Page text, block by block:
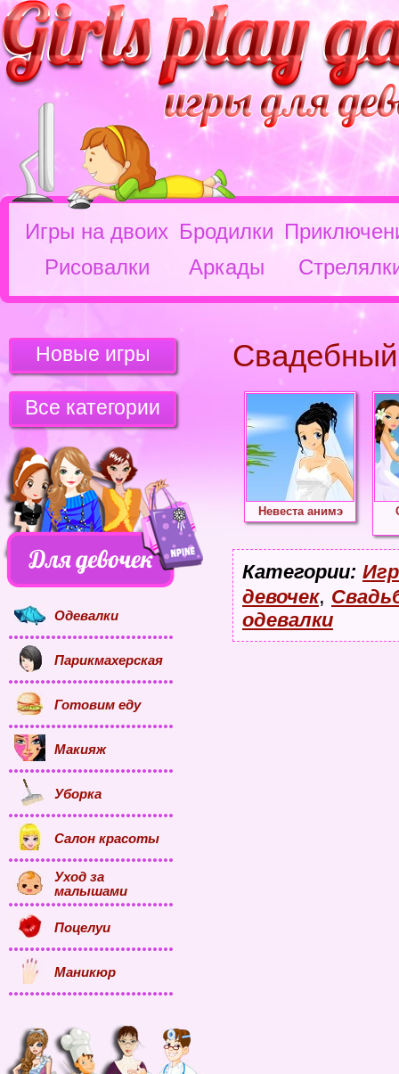
Игры на двоих Бродилки
Рисовалки
Аркады
Невеста анимэ
Категории:
девочек,
одевалки
Новые игры
Все категории
Одевалки
Парикмахерская
Готовим еду
Макияж
Уборка
Салон красоты
Уход за
малышами
Поцелуи
Маникюр